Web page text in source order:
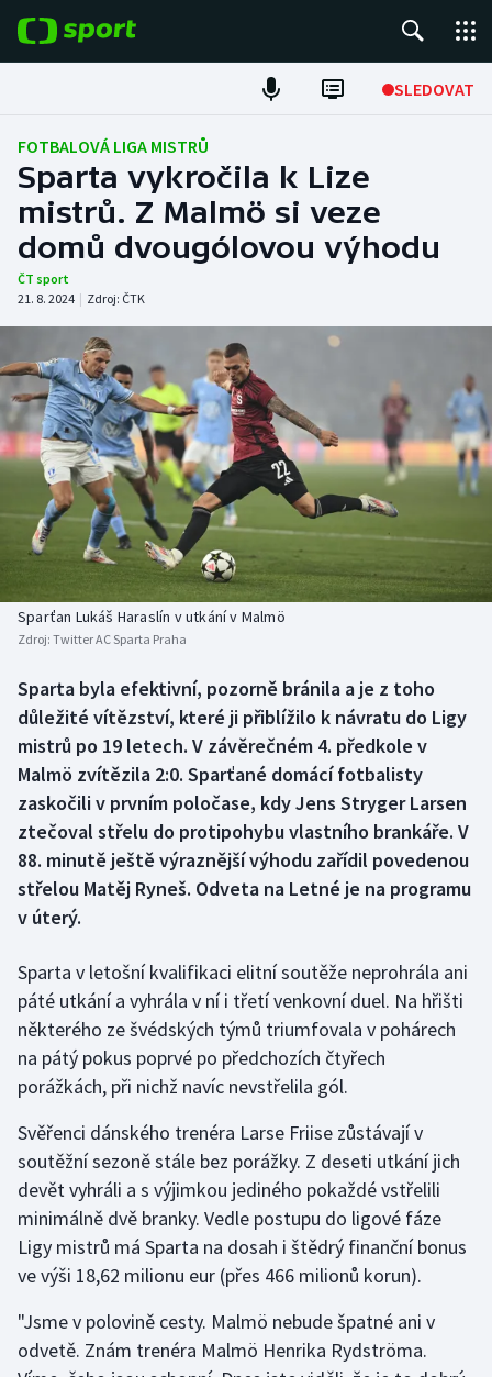
SLEDOVAT
Fotbal
Hokej
Tenis
Atletika
Cyklistika
DALŠÍ SPORTY
Americký fotbal
Baseball a softbal
Basketbal
Biatlon
Box
Curling
Dostihy
Florbal
Futsal
Golf
Gymnastika
Házená
Jezdectví
Judo
Krasobruslení
Lyže a snowboard
NEPŘEHLÉDNĚTE
Soutěže
Historické návraty
Aplikace ČT sport
FOTBALOVÁ LIGA MISTRŮ
Sparta vykročila k Lize
mistrů. Z Malmö si veze
domů dvougólovou výhodu
ČT sport
21. 8. 2024 | Zdroj: ČTK
Sparťan Lukáš Haraslín v utkání v Malmö
Zdroj: Twitter AC Sparta Praha
Sparta byla efektivní, pozorně bránila a je z toho
důležité vítězství, které ji přiblížilo k návratu do Ligy
mistrů po 19 letech. V závěrečném 4. předkole v
Malmö zvítězila 2:0. Sparťané domácí fotbalisty
zaskočili v prvním poločase, kdy Jens Stryger Larsen
ztečoval střelu do protipohybu vlastního brankáře. V
88. minutě ještě výraznější výhodu zařídil povedenou
střelou Matěj Ryneš. Odveta na Letné je na programu
v úterý.
Sparta v letošní kvalifikaci elitní soutěže neprohrála ani
páté utkání a vyhrála v ní i třetí venkovní duel. Na hřišti
některého ze švédských týmů triumfovala v pohárech
na pátý pokus poprvé po předchozích čtyřech
porážkách, při nichž navíc nevstřelila gól.
Svěřenci dánského trenéra Larse Friise zůstávají v
soutěžní sezoně stále bez porážky. Z deseti utkání jich
devět vyhráli a s výjimkou jediného pokaždé vstřelili
minimálně dvě branky. Vedle postupu do ligové fáze
Ligy mistrů má Sparta na dosah i štědrý finanční bonus
ve výši 18,62 milionu eur (přes 466 milionů korun).
"Jsme v polovině cesty. Malmö nebude špatné ani v
odvetě. Znám trenéra Malmö Henrika Rydströma.